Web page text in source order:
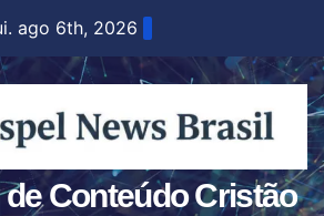
ago 6th, 2026
de Conteúdo Cristão